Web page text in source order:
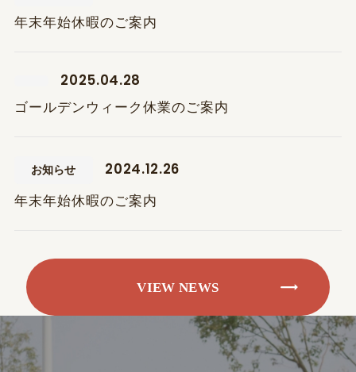
年末年始休暇のご案内
2025.04.28
ゴールデンウィーク休業のご案内
お知らせ 2024.12.26
年末年始休暇のご案内
VIEW NEWS